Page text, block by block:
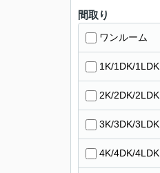
間取り
ワンルーム
1K/1DK/1LDK
2K/2DK/2LDK
3K/3DK/3LDK
4K/4DK/4LDK